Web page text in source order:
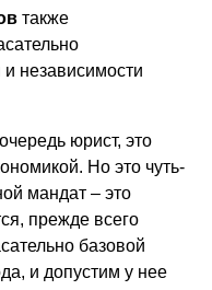
также
независимости
юрист, это
Но это чуть-
мандат – это
прежде всего
базовой
и допустим у нее